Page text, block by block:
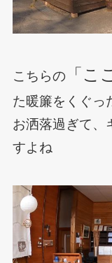
こちらの 「こ
た暖簾をくぐっ
お洒落過ぎて、
すよね